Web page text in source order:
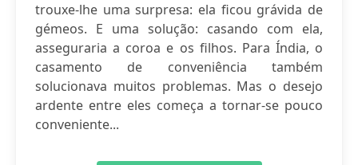
trouxe-lhe uma surpresa: ela ficou grávida de
gémeos. E uma solução: casando com ela,
asseguraria a coroa e os filhos. Para Índia, o
casamento de conveniência também
solucionava muitos problemas. Mas o desejo
ardente entre eles começa a tornar-se pouco
conveniente...